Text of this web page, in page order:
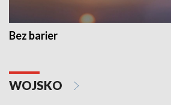
Bez barier
WOJSKO